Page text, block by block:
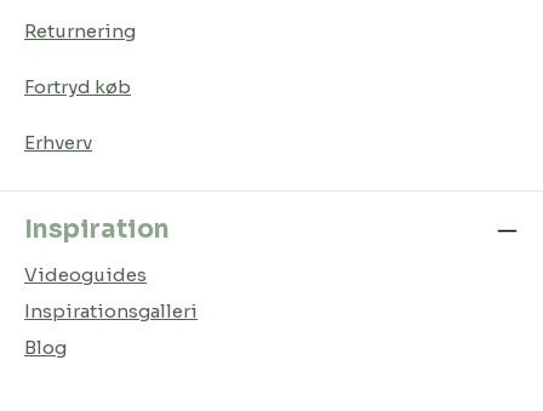
Returnering
Fortryd køb
Erhverv
Inspiration
Videoguides
Inspirationsgalleri
Blog